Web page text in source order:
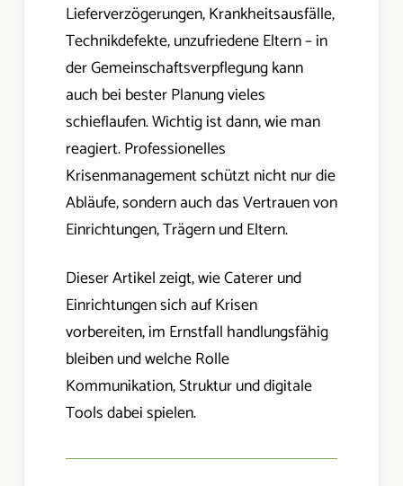
Lieferverzögerungen, Krankheitsausfälle,
Technikdefekte, unzufriedene Eltern – in
der Gemeinschaftsverpflegung kann
auch bei bester Planung vieles
schieflaufen. Wichtig ist dann, wie man
reagiert. Professionelles
Krisenmanagement schützt nicht nur die
Abläufe, sondern auch das Vertrauen von
Einrichtungen, Trägern und Eltern.
Dieser Artikel zeigt, wie Caterer und
Einrichtungen sich auf Krisen
vorbereiten, im Ernstfall handlungsfähig
bleiben und welche Rolle
Kommunikation, Struktur und digitale
Tools dabei spielen.